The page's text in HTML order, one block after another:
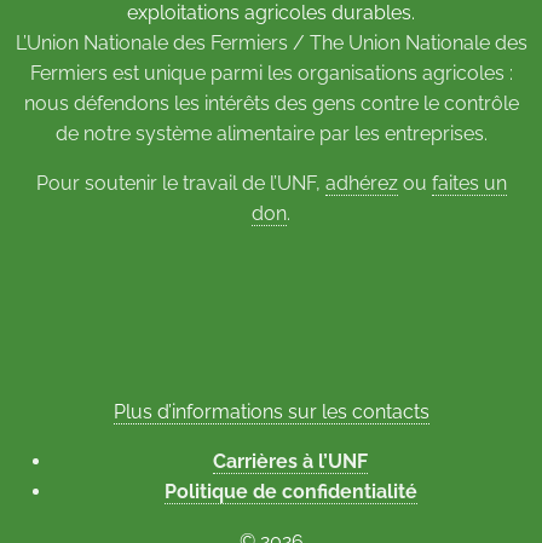
exploitations agricoles durables.
L’Union Nationale des Fermiers / The Union Nationale des
Fermiers est unique parmi les organisations agricoles :
nous défendons les intérêts des gens contre le contrôle
de notre système alimentaire par les entreprises.
Pour soutenir le travail de l’UNF, adhérezou faites un
don.
Plus d’informations sur les contacts
Carrières à l’UNF
Politique de confidentialité